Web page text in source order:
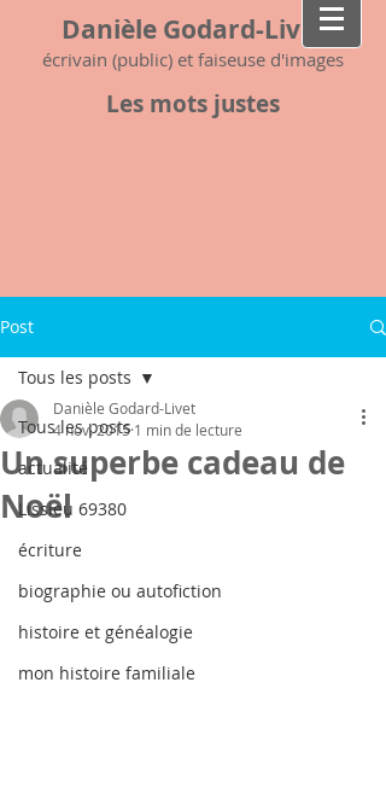
Danièle Godard-Livet
écrivain (public) et faiseuse d'images
Les mots justes
Post
Tous les posts
actualité
Lissieu 69380
écriture
biographie ou autofiction
histoire et généalogie
mon histoire familiale
Tous les posts
Un superbe cadeau de
Noël
Danièle Godard-Livet
4 nov. 2015 1 min de lecture